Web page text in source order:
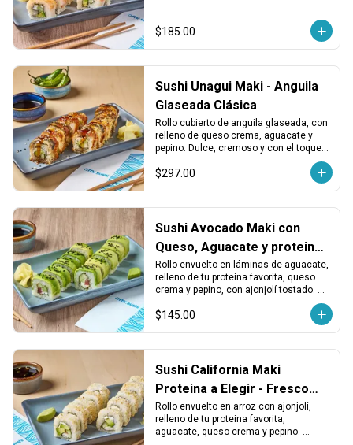
$185.00
Sushi Unagui Maki - Anguila
Glaseada Clásica
Rollo cubierto de anguila glaseada, con
relleno de queso crema, aguacate y
pepino. Dulce, cremoso y con el toque
$297.00
Sushi Avocado Maki con
Queso, Aguacate y proteina
a elegir:
Rollo envuelto en láminas de aguacate,
relleno de tu proteina favorita, queso
crema y pepino, con ajonjolí tostado.
equilibrado.
$145.00
Sushi California Maki
Proteina a Elegir - Fresco
con Ajonjolí
Rollo envuelto en arroz con ajonjolí,
relleno de tu proteina favorita,
aguacate, queso crema y pepino.